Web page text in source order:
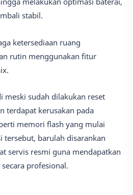
stabil.
ketersediaan ruang
rutin menggunakan fitur
meski sudah dilakukan reset
terdapat kerusakan pada
memori flash yang mulai
tersebut, barulah disarankan
servis resmi guna mendapatkan
profesional.